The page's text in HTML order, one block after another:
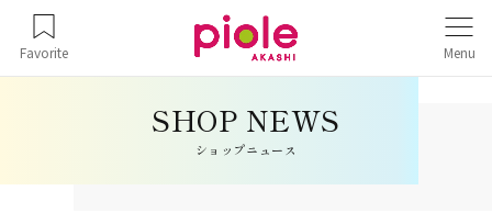
Favorite Menu
ショップニュース